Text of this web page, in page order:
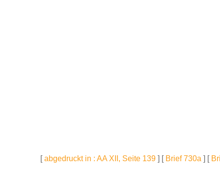
[abgedruckt in : AA XII, Seite 139 ] [ Brief 730a ] [